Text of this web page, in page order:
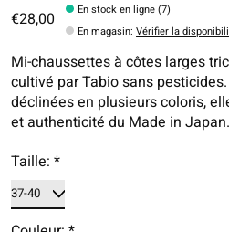
€28,00
En stock en ligne (7)
En magasin:Vérifier la
Mi-chaussettes à côtes larges
cultivé par Tabio sans
déclinées en plusieurs coloris,
et authenticité du Made in Japan.
Taille: *